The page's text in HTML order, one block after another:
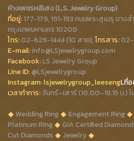
ห้างเพชรหลีเสง (L.S. Jewelry Group)
ที่อยู่:177-179, 191-193 ถนนพระสุเมรุ บาง
กรุงเทพมหานคร 10200
โทร:02-629-1444 (10 สาย),โทรสาร:02-
E-mail:info@LSjewelrygroup.com
Facebook:LS Jewelry Group
Line ID:@LSjewelrygroup
Instagram:lsjewelrygroup_leesengLที่
เวลาทำการ:จันทร์–เสาร์ (10.00–18.15 น.)
Wedding Ring
Engagement Ring
Platinum Ring
GIA Certified
Cut Diamonds
Jewelry